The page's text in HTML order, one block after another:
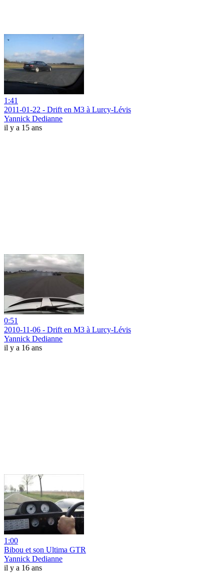
1:41
2011-01-22 - Drift en M3 à Lurcy-Lévis
Yannick Dedianne
il y a 15 ans
0:51
2010-11-06 - Drift en M3 à Lurcy-Lévis
Yannick Dedianne
il y a 16 ans
1:00
Bibou et son Ultima GTR
Yannick Dedianne
il y a 16 ans